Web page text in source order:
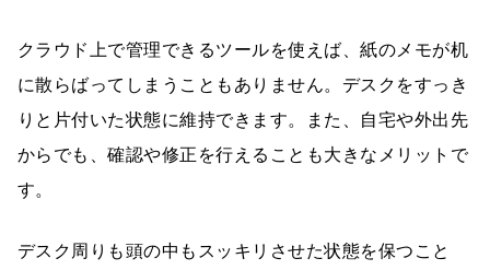
クラウド上で管理できるツールを使えば、紙のメモが机
に散らばってしまうこともありません。デスクをすっき
りと片付いた状態に維持できます。また、自宅や外出先
からでも、確認や修正を行えることも大きなメリットで
す。
デスク周りも頭の中もスッキリさせた状態を保つこと